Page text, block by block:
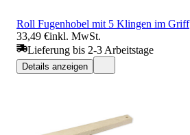
Roll Fugenhobel mit 5 Klingen im Griff
33,49 €inkl. MwSt.
Lieferung bis 2-3 Arbeitstage
Details anzeigen